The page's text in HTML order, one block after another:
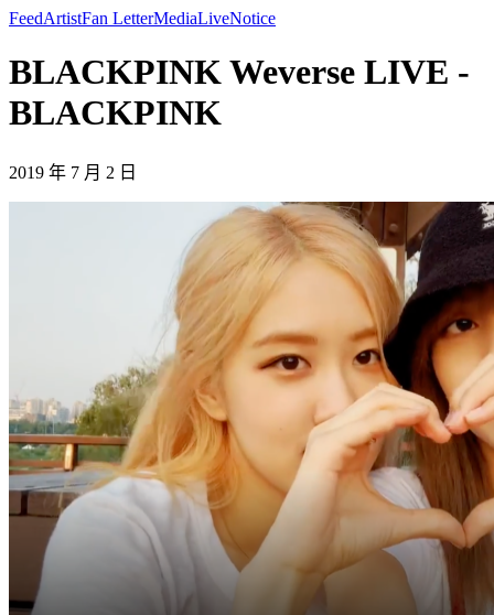
FeedArtistFan LetterMediaLiveNotice
BLACKPINK Weverse LIVE -
BLACKPINK
2019 年 7 月 2 日